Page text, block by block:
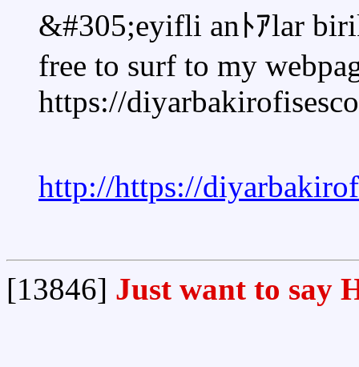
&#305;eyifli anﾄｱlar
free to surf to my
https://
http://https://
[13846] Just want to say